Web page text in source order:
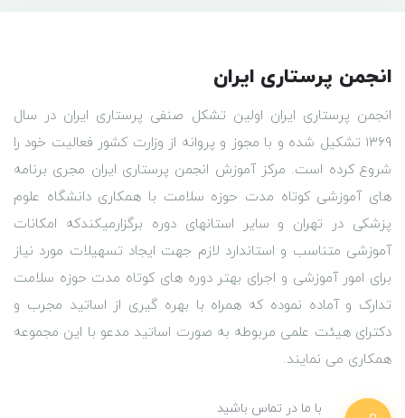
انجمن پرستاری ایران
انجمن پرستاری ایران اولین تشکل صنفی پرستاری ایران در سال
۱۳۶۹ تشکیل شده و با مجوز و پروانه از وزارت کشور فعالیت خود را
شروع کرده است. مرکز آموزش انجمن پرستاری ایران مجری برنامه
های آموزشی کوتاه مدت حوزه سلامت با همکاری دانشگاه علوم
پزشکی در تهران و سایر استانهای دوره برگزارمیکندکه امکانات
آموزشی متناسب و استاندارد لازم جهت ایجاد تسهیلات مورد نیاز
برای امور آموزشی و اجرای بهتر دوره های کوتاه مدت حوزه سلامت
تدارک و آماده نموده که همراه با بهره گیری از اساتید مجرب و
دکترای هیئت علمی مربوطه به صورت اساتید مدعو با این مجموعه
همکاری می نمایند.
با ما در تماس باشید